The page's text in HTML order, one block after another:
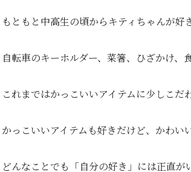
もともと中高生の頃からキティちゃんが好
自転車のキーホルダー、菜箸、ひざかけ
これまではかっこいいアイテムに少しこだ
かっこいいアイテムも好きだけど、かわい
どんなことでも「自分の好き」には正直が